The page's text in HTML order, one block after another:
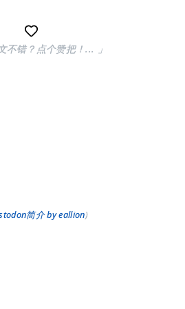
不错？点个赞把！... 」
简介 by eallion)